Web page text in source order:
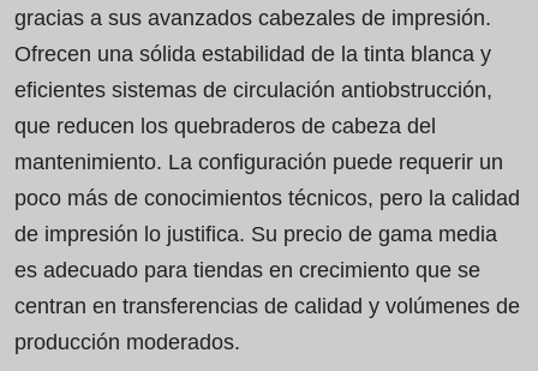
gracias a sus avanzados cabezales de impresión.
Ofrecen una sólida estabilidad de la tinta blanca y
eficientes sistemas de circulación antiobstrucción,
que reducen los quebraderos de cabeza del
mantenimiento. La configuración puede requerir un
poco más de conocimientos técnicos, pero la calidad
de impresión lo justifica. Su precio de gama media
es adecuado para tiendas en crecimiento que se
centran en transferencias de calidad y volúmenes de
producción moderados.